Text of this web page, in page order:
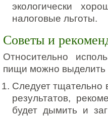
экологически
налоговые льготы.
Советы и
Относительно
пищи можно выделить
Следует тщательно
результатов,
будет дымить и